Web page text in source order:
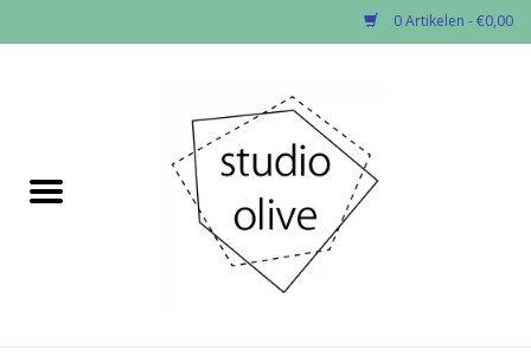
0 Artikelen - €0,00
✂︎Nieuw